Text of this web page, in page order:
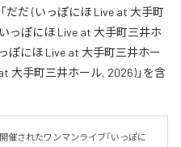
だだ (いっぽにほ Live at 大手町
っぽにほ Live at 大手町三井ホ
ぽにほ Live at 大手町三井ホー
大手町三井ホール, 2026)」を含
されたワンマンライブ「いっぽに